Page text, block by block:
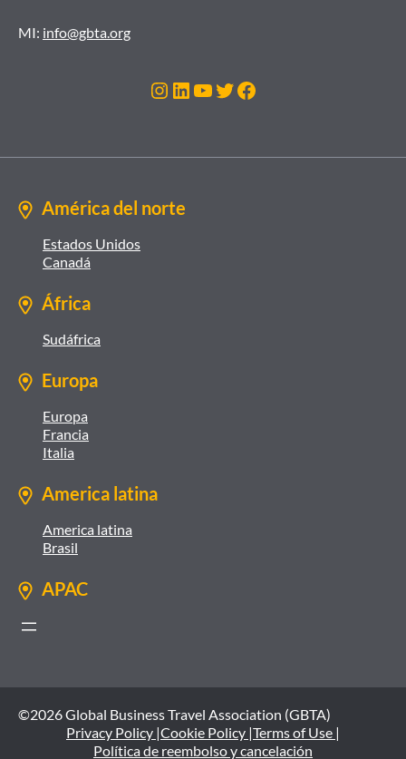
MI: info@gbta.org
Instagram
LinkedIn
YouTube
Twitter
Facebook
América del norte
Estados Unidos
Canadá
África
Sudáfrica
Europa
Europa
Francia
Italia
America latina
America latina
Brasil
APAC
©2026 Global Business Travel Association (GBTA)
Privacy Policy |Cookie Policy |Terms of Use |
Política de reembolso y cancelación